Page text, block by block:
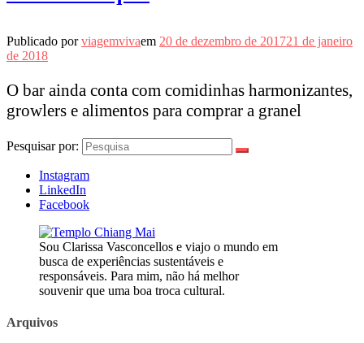
Publicado porviagemvivaem 20 de dezembro de 201721 de janeiro
de 2018
O bar ainda conta com comidinhas harmonizantes,
growlers e alimentos para comprar a granel
Pesquisar por:
Instagram
LinkedIn
Facebook
Sou Clarissa Vasconcellos e viajo o mundo em
busca de experiências sustentáveis e
responsáveis. Para mim, não há melhor
souvenir que uma boa troca cultural.
Arquivos